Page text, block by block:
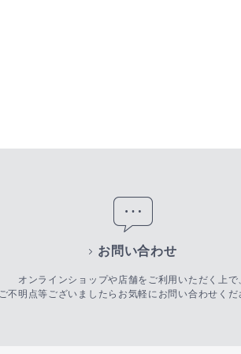
お問い合わせ
オンラインショップや店舗をご利用いただく上で
ご不明点等ございましたらお気軽にお問い合わせくだ